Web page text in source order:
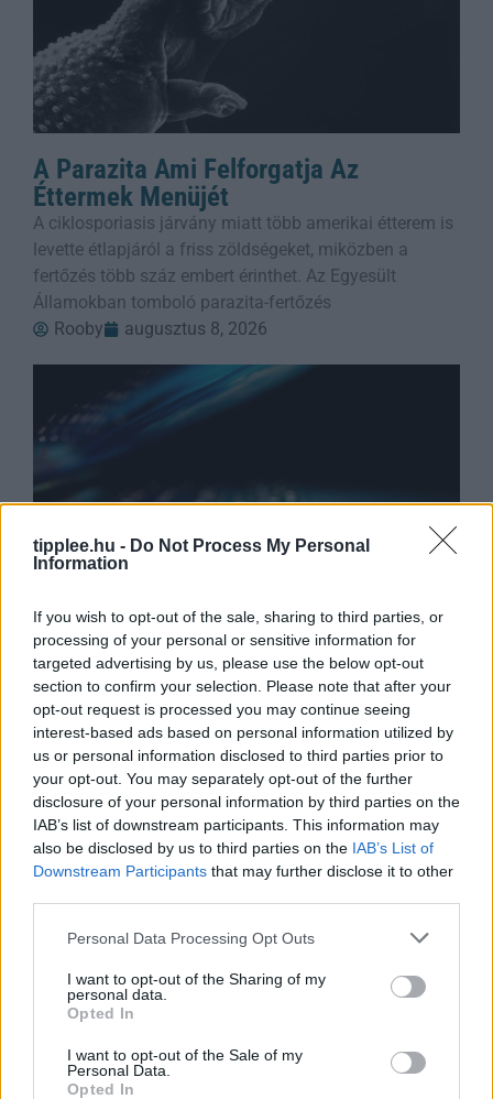
tipplee.hu - Do Not Process My Personal
Information
If you wish to opt-out of the sale, sharing to third parties, or
processing of your personal or sensitive information for
targeted advertising by us, please use the below opt-out
section to confirm your selection. Please note that after your
opt-out request is processed you may continue seeing
interest-based ads based on personal information utilized by
us or personal information disclosed to third parties prior to
your opt-out. You may separately opt-out of the further
disclosure of your personal information by third parties on the
IAB’s list of downstream participants. This information may
also be disclosed by us to third parties on the IAB’s List of
Downstream Participants that may further disclose it to other
Personal Data Processing Opt Outs
I want to opt-out of the Sharing of my
personal data.
Opted In
I want to opt-out of the Sale of my
Personal Data.
Opted In
A Parazita Ami Felforgatja Az
Éttermek Menüjét
A ciklosporiasis járvány miatt több amerikai étterem is
levette étlapjáról a friss zöldségeket, miközben a
fertőzés több száz embert érinthet. Az Egyesült
Államokban tomboló parazita-fertőzés
Rooby
augusztus 8, 2026
Okos telefon, nyugodt szívvel:
Android-védelem a háttérben
Az okostelefonok mára mindennapi életünk
nélkülözhetetlen részévé váltak, hiszen pénzügyeinket,
emlékeinket és munkánkat is egyetlen eszközön
kezeljük. Az Android biztonság erősítése nem igényel
drasztikus változtatásokat
Rooby
augusztus 8, 2026